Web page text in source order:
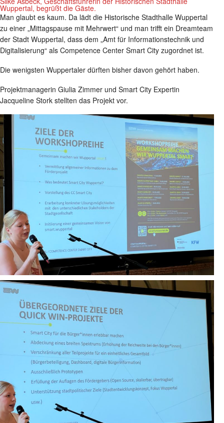
Wuppertal, begrüßt die Gäste.
Man glaubt es kaum. Da lädt die Historische Stadthalle Wuppertal
zu einer „Mittagspause mit Mehrwert“ und man trifft ein Dreamteam
der Stadt Wuppertal, dass dem „Amt für Informationstechnik und
Digitalisierung“ als Competence Center Smart City zugordnet ist.
Die wenigsten Wuppertaler dürften bisher davon gehört haben.
Projektmanagerin Giulia Zimmer und Smart City Expertin
Jacqueline Stork stellten das Projekt vor.